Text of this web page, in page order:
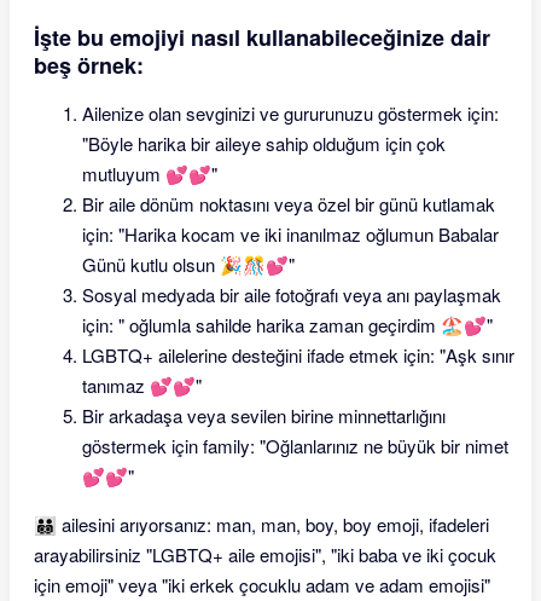
İşte bu emojiyi nasıl kullanabileceğinize dair
beş örnek:
Ailenize olan sevginizi ve gururunuzu göstermek için:
"Böyle harika bir aileye sahip olduğum için çok
mutluyum 💕💕"
Bir aile dönüm noktasını veya özel bir günü kutlamak
için: "Harika kocam ve iki inanılmaz oğlumun Babalar
Günü kutlu olsun 🎉🎊💕"
Sosyal medyada bir aile fotoğrafı veya anı paylaşmak
için: " oğlumla sahilde harika zaman geçirdim 🏖💕"
LGBTQ+ ailelerine desteğini ifade etmek için: "Aşk sınır
tanımaz 💕💕"
Bir arkadaşa veya sevilen birine minnettarlığını
göstermek için family: "Oğlanlarınız ne büyük bir nimet
💕💕"
👨‍👨‍👦‍👦 ailesini arıyorsanız: man, man, boy, boy emoji, ifadeleri
arayabilirsiniz "LGBTQ+ aile emojisi", "iki baba ve iki çocuk
için emoji" veya "iki erkek çocuklu adam ve adam emojisi"